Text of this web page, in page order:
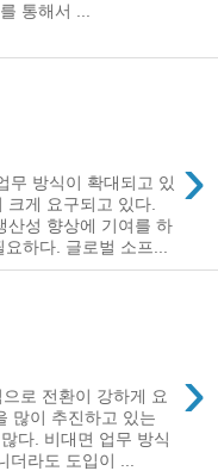
통해서 ...
›
무 방식이 확대되고 있
크게 요구되고 있다.
산성 향상에 기여를 하
하다. 글로벌 소프...
›
로 전환이 강하게 요
많이 추진하고 있는
다. 비대면 업무 방식
라도 도입이 ...